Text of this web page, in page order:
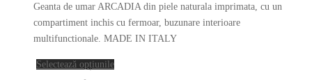
pot
fi
alese
fost:
1,480.00 lei.
este:
719.00 lei.
Geanta de umar ARCADIA din piele naturala imprimata, cu un
compartiment inchis cu fermoar, buzunare interioare
multifunctionale. MADE IN ITALY
Selectează opțiunileAcest